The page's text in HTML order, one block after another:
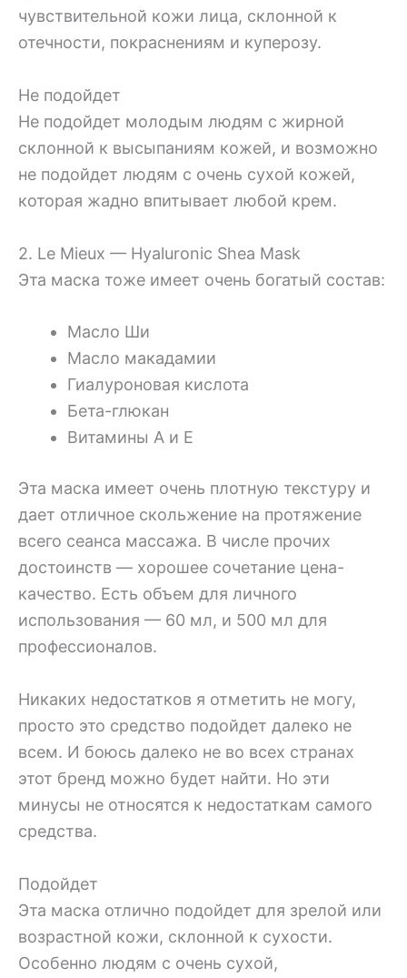
чувствительной кожи лица, склонной к
отечности, покраснениям и куперозу.
Не подойдет
Не подойдет молодым людям с жирной
склонной к высыпаниям кожей, и возможно
не подойдет людям с очень сухой кожей,
которая жадно впитывает любой крем.
2. Le Mieux — Hyaluronic Shea Mask
Эта маска тоже имеет очень богатый состав:
Масло Ши
Масло макадамии
Гиалуроновая кислота
Бета-глюкан
Витамины А и Е
Эта маска имеет очень плотную текстуру и
дает отличное скольжение на протяжение
всего сеанса массажа. В числе прочих
достоинств — хорошее сочетание цена-
качество. Есть объем для личного
использования — 60 мл, и 500 мл для
профессионалов.
Никаких недостатков я отметить не могу,
просто это средство подойдет далеко не
всем. И боюсь далеко не во всех странах
этот бренд можно будет найти. Но эти
минусы не относятся к недостаткам самого
средства.
Подойдет
Эта маска отлично подойдет для зрелой или
возрастной кожи, склонной к сухости.
Особенно людям с очень сухой,